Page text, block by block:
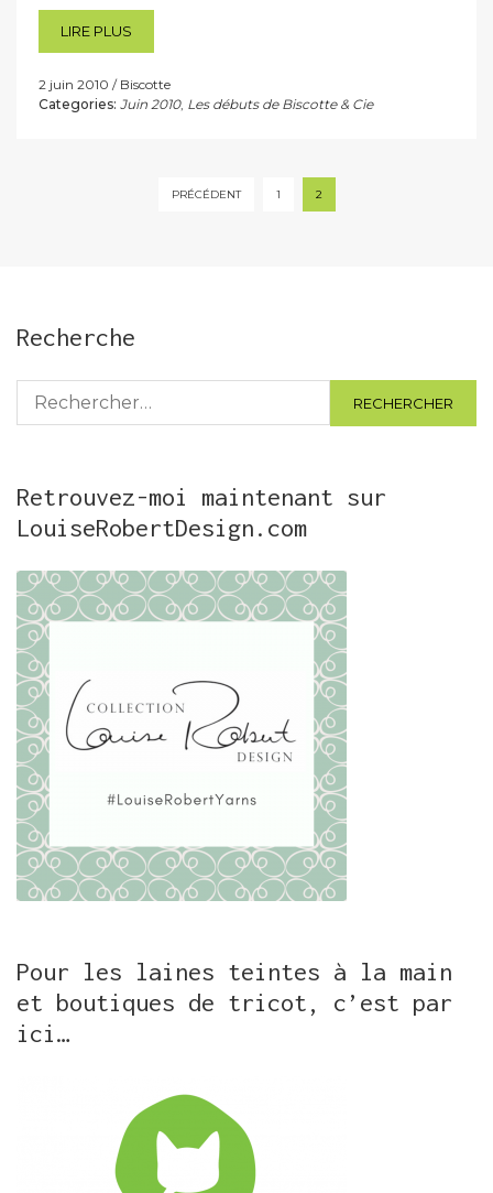
LIRE PLUS
2 juin 2010
Biscotte
Categories: Juin 2010, Les débuts de Biscotte & Cie
PRÉCÉDENT 1 2
Recherche
Rechercher :
Retrouvez-moi maintenant sur
LouiseRobertDesign.com
Pour les laines teintes à la main
et boutiques de tricot, c’est par
ici…